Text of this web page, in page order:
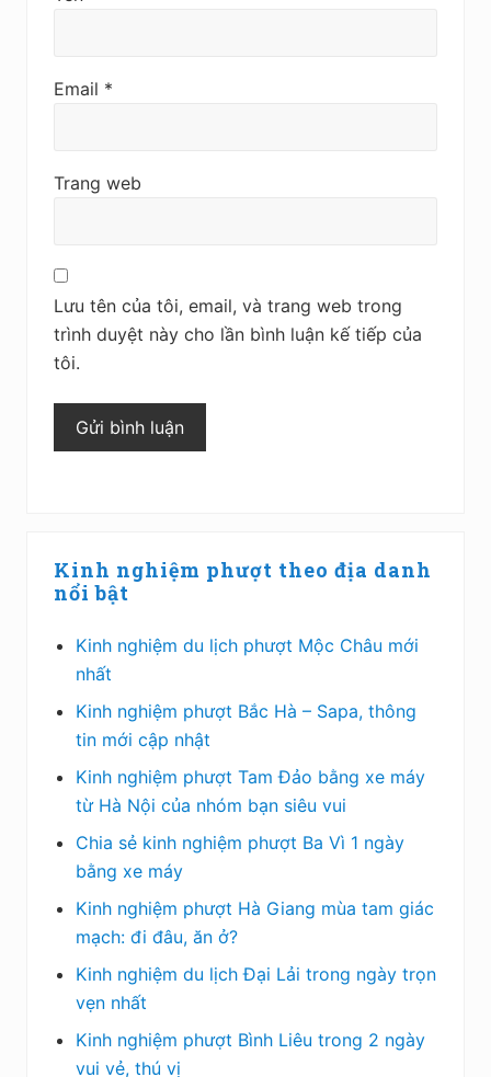
Email *
Trang web
Lưu tên của tôi, email, và trang web trong
trình duyệt này cho lần bình luận kế tiếp của
tôi.
Sidebar
chính
Kinh nghiệm phượt theo địa danh
nổi bật
Kinh nghiệm du lịch phượt Mộc Châu mới
nhất
Kinh nghiệm phượt Bắc Hà – Sapa, thông
tin mới cập nhật
Kinh nghiệm phượt Tam Đảo bằng xe máy
từ Hà Nội của nhóm bạn siêu vui
Chia sẻ kinh nghiệm phượt Ba Vì 1 ngày
bằng xe máy
Kinh nghiệm phượt Hà Giang mùa tam giác
mạch: đi đâu, ăn ở?
Kinh nghiệm du lịch Đại Lải trong ngày trọn
vẹn nhất
Kinh nghiệm phượt Bình Liêu trong 2 ngày
vui vẻ, thú vị